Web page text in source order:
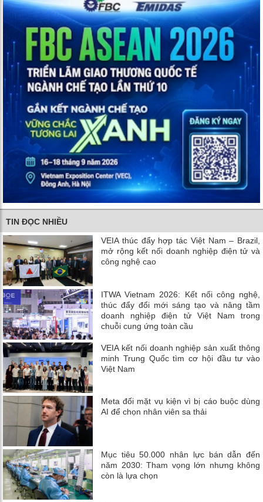
TIN ĐỌC NHIỀU
VEIA thúc đẩy hợp tác Việt Nam – Brazil,
mở rộng kết nối doanh nghiệp điện tử và
công nghệ cao
ITWA Vietnam 2026: Kết nối công nghệ,
thúc đẩy đổi mới sáng tạo và nâng tầm
doanh nghiệp điện tử Việt Nam trong
chuỗi cung ứng toàn cầu
VEIA kết nối doanh nghiệp sản xuất thông
minh Trung Quốc tìm cơ hội đầu tư vào
Việt Nam
Meta đối mặt vụ kiện vì bị cáo buộc dùng
AI để chọn nhân viên sa thải
Mục tiêu 50.000 nhân lực bán dẫn đến
năm 2030: Tham vọng lớn nhưng không
còn là lựa chọn